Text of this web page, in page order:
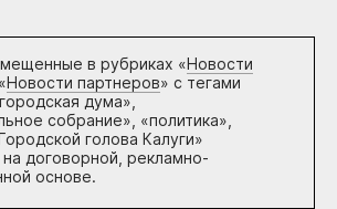
в рубриках «Новости
Новости партнеров» с тегами
дума»,
собрание», «политика»,
голова Калуги»
договорной, рекламно-
основе.